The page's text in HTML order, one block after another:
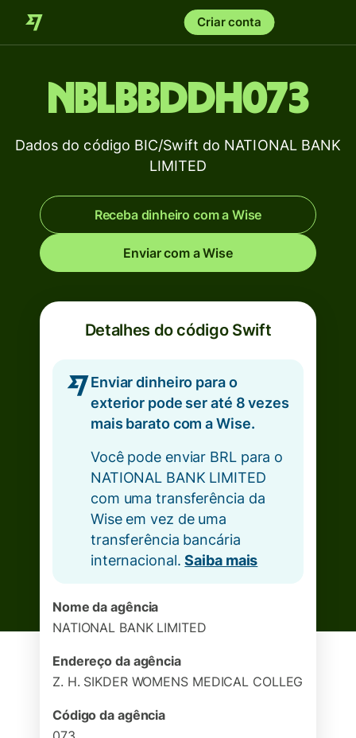
Criar conta
NBLBBDDH073
Dados do código BIC/Swift do NATIONAL BANK
LIMITED
Receba dinheiro com a Wise
Enviar com a Wise
Detalhes do código Swift
Enviar dinheiro para o
exterior pode ser até 8 vezes
mais barato com a Wise.
Você pode enviar BRL para o
NATIONAL BANK LIMITED
com uma transferência da
Wise em vez de uma
transferência bancária
internacional.Saiba mais
Nome da agência
NATIONAL BANK LIMITED
Endereço da agência
Z. H. SIKDER WOMENS MEDICAL COLLEG
Código da agência